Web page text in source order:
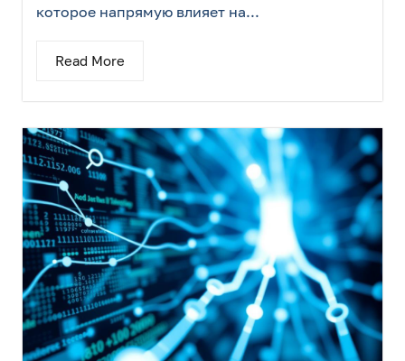
которое напрямую влияет на...
Read More